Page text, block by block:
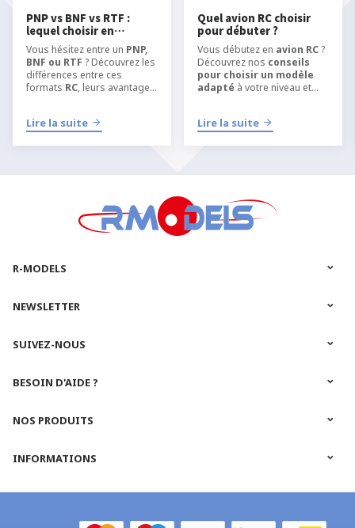
PNP vs BNF vs RTF :
lequel choisir en
modélisme RC ?
Vous hésitez entre un PNP,
BNF ou RTF ? Découvrez les
différences entre ces
formats RC, leurs avantages
équipement et votre manière
Lire la suite
Quel avion RC choisir
pour débuter ?
Vous débutez en avion RC?
Découvrez nos conseils
pour choisir un modèle
adapté à votre niveau et
les meilleures conditions.
Lire la suite
NEWSLETTER
SUIVEZ-NOUS
R-MODELS
BESOIN D'AIDE ?
NOS PRODUITS
INFORMATIONS